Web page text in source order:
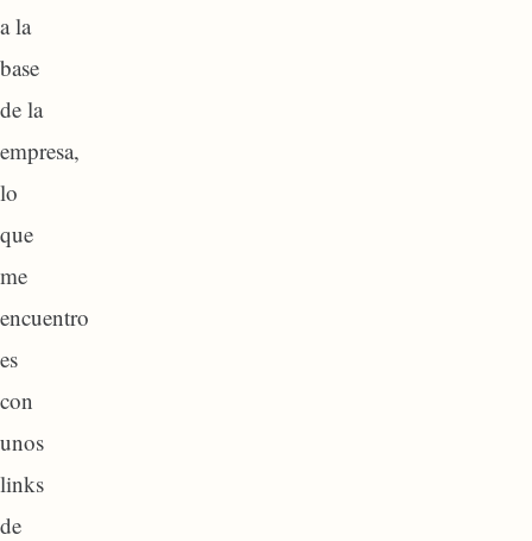
a la
base
de la
empresa,
lo
que
me
encuentro
es
con
unos
links
de